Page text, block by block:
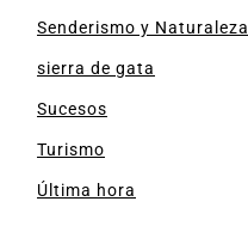
Senderismo y Naturaleza
sierra de gata
Sucesos
Turismo
Última hora